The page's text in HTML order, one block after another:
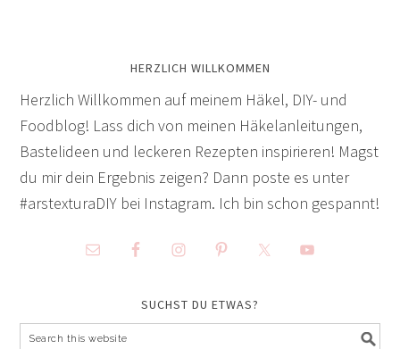
HERZLICH WILLKOMMEN
Herzlich Willkommen auf meinem Häkel, DIY- und
Foodblog! Lass dich von meinen Häkelanleitungen,
Bastelideen und leckeren Rezepten inspirieren! Magst
du mir dein Ergebnis zeigen? Dann poste es unter
#arstexturaDIY bei Instagram. Ich bin schon gespannt!
SUCHST DU ETWAS?